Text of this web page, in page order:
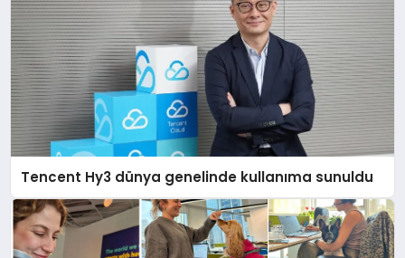
Tencent Hy3 dünya genelinde kullanıma sunuldu